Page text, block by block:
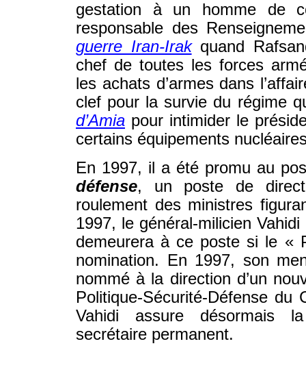
gestation à un homme de
responsable des
guerre Iran-Irakquand
chef de toutes les forces
les achats d’armes dans
clef pour la survie du régime
d’Amia pour intimider le
certains équipements
En 1997, il a été promu au
défense, un poste de
roulement des ministres
1997, le général-milicien
demeurera à ce poste si le «
nomination. En 1997, son
nommé à la direction d’un
Politique-Sécurité-Défense du
Vahidi assure désormais
secrétaire permanent.